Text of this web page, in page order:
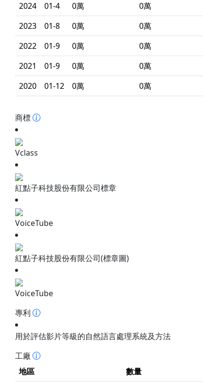
2024
01-4 0萬
0萬
2023
01-8 0萬
0萬
2022
01-9 0萬
0萬
2021
01-9 0萬
0萬
2020
01-12 0萬 0萬
商標
Vclass
紅點子科技股份有限公司標章
VoiceTube
紅點子科技股份有限公司(標章圖)
VoiceTube
專利
用於評估影片等級的自然語言處理系統及方法
工廠
地區
數量